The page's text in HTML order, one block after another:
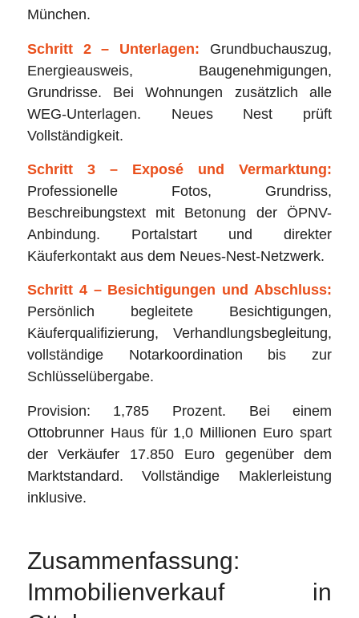
München.
Schritt 2 – Unterlagen: Grundbuchauszug,
Energieausweis, Baugenehmigungen,
Grundrisse. Bei Wohnungen zusätzlich alle
WEG-Unterlagen. Neues Nest prüft
Vollständigkeit.
Schritt 3 – Exposé und Vermarktung:
Professionelle Fotos, Grundriss,
Beschreibungstext mit Betonung der ÖPNV-
Anbindung. Portalstart und direkter
Käuferkontakt aus dem Neues-Nest-Netzwerk.
Schritt 4 – Besichtigungen und Abschluss:
Persönlich begleitete Besichtigungen,
Käuferqualifizierung, Verhandlungsbegleitung,
vollständige Notarkoordination bis zur
Schlüsselübergabe.
Provision: 1,785 Prozent. Bei einem
Ottobrunner Haus für 1,0 Millionen Euro spart
der Verkäufer 17.850 Euro gegenüber dem
Marktstandard. Vollständige Maklerleistung
inklusive.
Zusammenfassung:
Immobilienverkauf in